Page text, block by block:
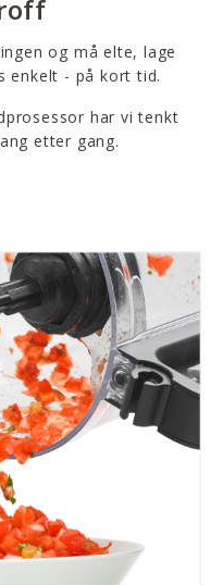
og må elte, lage
enkelt - på kort tid.
har vi tenkt
etter gang.